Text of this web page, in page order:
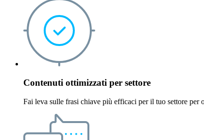
Contenuti ottimizzati per settore
Fai leva sulle frasi chiave più efficaci per il tuo settore per